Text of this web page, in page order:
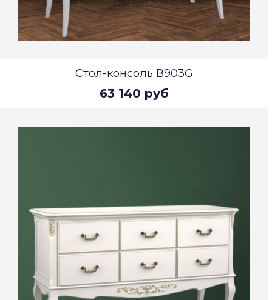
Стол-консоль В903G
63 140 руб